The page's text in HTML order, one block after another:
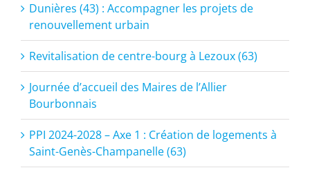
Dunières (43) : Accompagner les projets de
renouvellement urbain
Revitalisation de centre-bourg à Lezoux (63)
Journée d’accueil des Maires de l’Allier
Bourbonnais
PPI 2024-2028 – Axe 1 : Création de logements à
Saint-Genès-Champanelle (63)